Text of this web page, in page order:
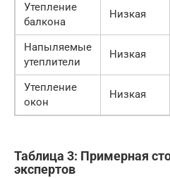
Утепление
балкона
Низкая
Напыляемые
утеплители
Низкая
Утепление
окон
Низкая
Таблица 3: Примерная
экспертов